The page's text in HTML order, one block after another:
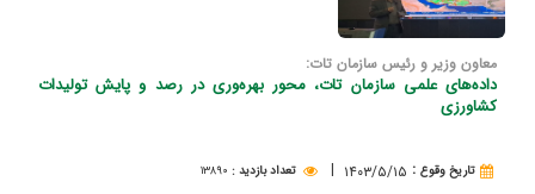
معاون وزیر و رئیس سازمان تات:
داده‌های علمی سازمان تات، محور بهره‌وری در رصد و پایش تولیدات
كشاورزی
تاريخ وقوع : ۱۴۰۳/۵/۱۵ | تعداد بازدید : ۱۳۸۹۰